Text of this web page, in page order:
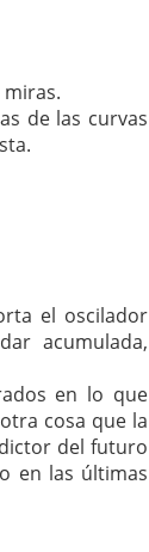
de las curvas
el oscilador
acumulada,
en lo que
cosa que la
del futuro
en las últimas